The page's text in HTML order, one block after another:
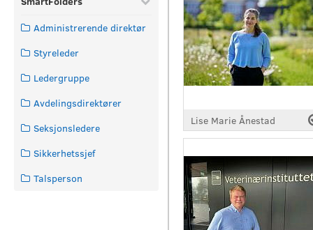
Administrerende direktør
Styreleder
Ledergruppe
Avdelingsdirektører
Seksjonsledere
Sikkerhetssjef
Talsperson
Lise Marie Ånestad